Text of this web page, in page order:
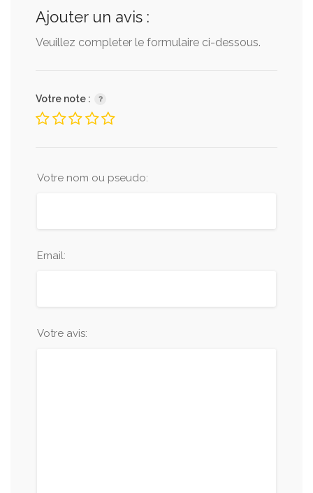
Ajouter un avis :
Veuillez completer le formulaire ci-dessous.
Votre note :
Votre nom ou pseudo:
Email:
Votre avis: